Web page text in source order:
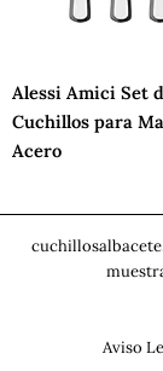
Alessi Amici Set
Cuchillos para
Acero
Aviso